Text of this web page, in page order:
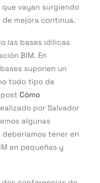
vayan surgiendo
mejora continua.
las bases idílicas
BIM. En
suponen un
todo tipo de
post Cómo
por Salvador
algunas
tener en
en pequeñas y